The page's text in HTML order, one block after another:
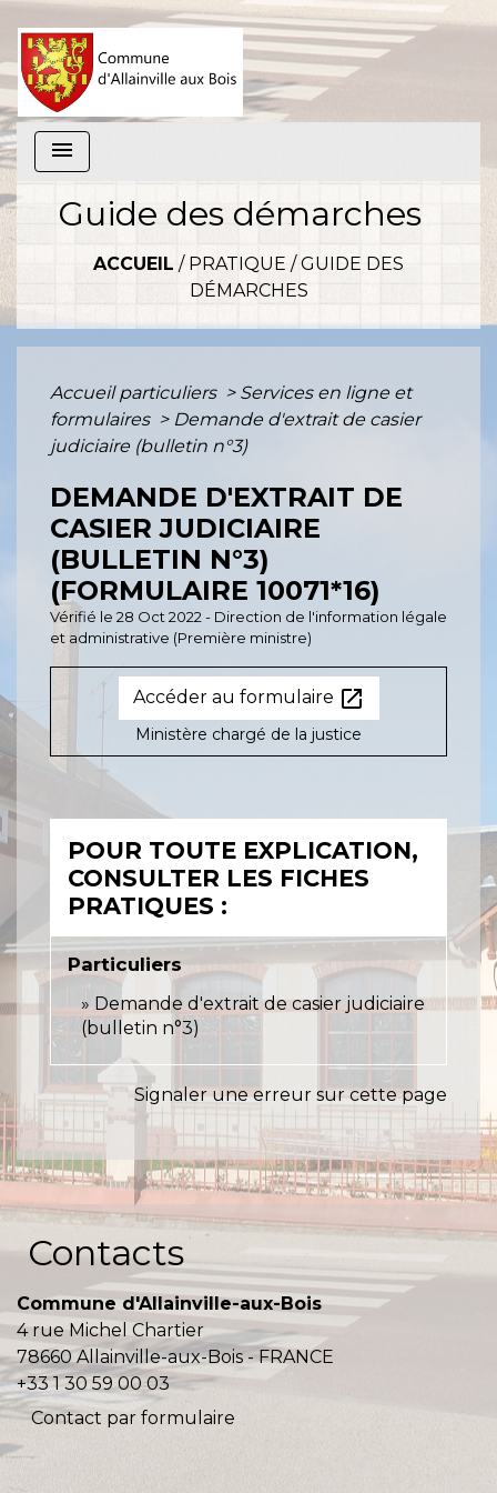
menu
Guide des démarches
ACCUEIL / PRATIQUE /GUIDE DES
DÉMARCHES
Accueil particuliers > Services en ligne et
formulaires > Demande d'extrait de casier
judiciaire (bulletin n°3)
DEMANDE D'EXTRAIT DE
CASIER JUDICIAIRE
(BULLETIN N°3)
(FORMULAIRE 10071*16)
Vérifié le 28 Oct 2022 - Direction de l'information légale
et administrative (Première ministre)
Accéder au formulaire open_in_new
Ministère chargé de la justice
POUR TOUTE EXPLICATION,
CONSULTER LES FICHES
PRATIQUES :
Particuliers
Demande d'extrait de casier judiciaire
(bulletin n°3)
Signaler une erreur sur cette page
Contacts
Commune d'Allainville-aux-Bois
4 rue Michel Chartier
78660 Allainville-aux-Bois - FRANCE
+33 1 30 59 00 03
Contact par formulaire